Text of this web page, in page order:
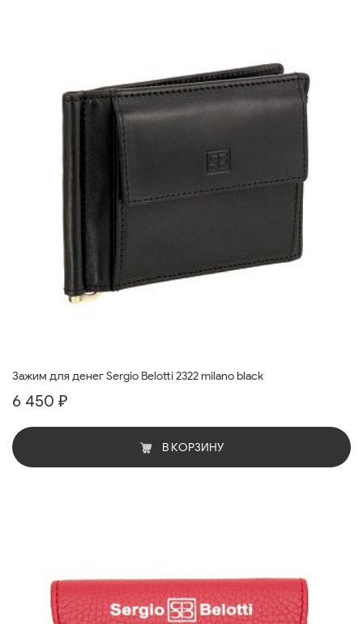
Зажим для денег Sergio Belotti 2322 milano black
6 450 ₽
В КОРЗИНУ